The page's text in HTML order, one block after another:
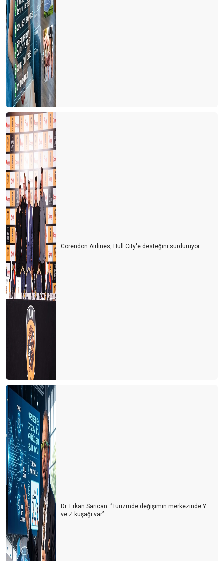
TURİZMİ BEKLEYEN BİR BAŞKA TEHLİKE
YA ÇARESİZSİNİZ, YA DA ÇARE SİZSİNİZ…
PERSONEL LOJMANI MI, MÜLTECİ KAMPI MI?
YAŞANAN PERSONEL SORUNU VE ÇÖZÜM ÖNERİLERİ
Türkiye'de bir ilk
TURİZM STRATEJİ VE ARAŞTIRMA MERKEZİ (TURSAM)
YAKIN GELECEKTE BİZİ BEKLEYEN BÜYÜK TEHLİKE
TURİZM MESLEK YASASI
YENİ NORMAL, NÖROLİNK VEYA NÖROTATİL
SİNEK MİSİN ARI MI?
SALDA MI, MARS MI?kolay
Ne olacak şimdi?
Deli miyiz, yoksa akıllı mı?
Ya ikinci dalga olursa!
Yeni sertifika kriterlerinde neler var?
Korona virüs için otellerde alınması gereken tedbirler
Krizden çıkmak için neler yapmalıyız?
Dünya’nın çivisi veya komplo teorileri
Yeni bir iş modeli Crowdsourcıng
Bir kırmızı ataç ile bir ev alınabilir mi?
Ateş karıncaları yada Türk turizmi
Krizler gerçekten fırsat mı?
Gelecek de bir gün gelecek
Küresel ısınma ve turizme etkileri
2020'deki Sosyal Medya Trendleri
Gruen etkisi ya da insanları yönlendirme sanatı
1 Dolara otel
Umut (beklenti) teorisi
BAKIŞ AÇISI
Corendon Airlines, Hull City'e desteğini sürdürüyor
Dr. Erkan Sarıcan: ‘’Turizmde değişimin merkezinde Y
ve Z kuşağı var’’